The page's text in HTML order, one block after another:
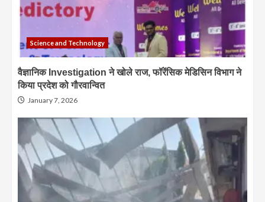
Science and Technology
वैज्ञानिक Investigation ने खोले राज, फॉरेंसिक मेडिसिन विभाग ने
किया प्रदेश को गौरवान्वित
January 7, 2026